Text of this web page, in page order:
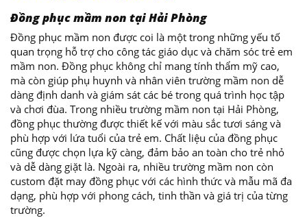
Đồng phục mầm non tại Hải Phòng
Đồng phục mầm non được coi là một trong những yếu tố
quan trọng hỗ trợ cho công tác giáo dục và chăm sóc trẻ em
mầm non. Đồng phục không chỉ mang tính thẩm mỹ cao,
mà còn giúp phụ huynh và nhân viên trường mầm non dễ
dàng định danh và giám sát các bé trong quá trình học tập
và chơi đùa. Trong nhiều trường mầm non tại Hải Phòng,
đồng phục thường được thiết kế với màu sắc tươi sáng và
phù hợp với lứa tuổi của trẻ em. Chất liệu của đồng phục
cũng được chọn lựa kỹ càng, đảm bảo an toàn cho trẻ nhỏ
và dễ dàng giặt là. Ngoài ra, nhiều trường mầm non còn
custom đặt may đồng phục với các hình thức và mẫu mã đa
dạng, phù hợp với phong cách, tinh thần và giá trị của từng
trường.